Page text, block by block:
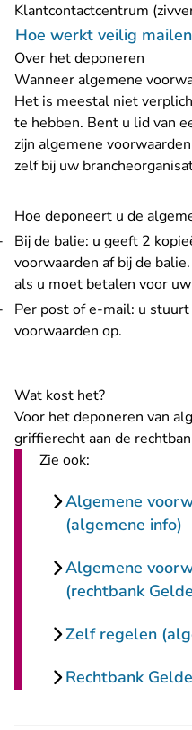
Klantcontactcentrum
Hoe werkt veilig
Over het deponeren
Wanneer algemene
Het is meestal niet
te hebben. Bent u lid van
zijn algemene
zelf bij uw
Hoe deponeert u de
Bij de balie: u geeft 2
voorwaarden af bij de
als u moet betalen voor
Per post of e-mail: u
voorwaarden op.
Wat kost het?
Voor het deponeren van
griffierechtaan de
Zie ook:
Algemene
(algemene info)
Algemene
(rechtbank
Zelf regelen
Rechtbank